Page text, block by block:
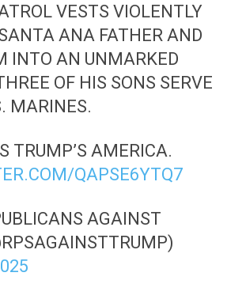
VESTS VIOLENTLY
ANA FATHER AND
INTO AN UNMARKED
OF HIS SONS SERVE
MARINES.
TRUMP’S AMERICA.
QAPSE6YTQ7
AGAINST